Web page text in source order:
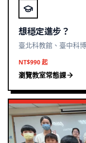
想穩定進步？
臺北科教館、臺中科
NT$990 起
瀏覽教室常態課